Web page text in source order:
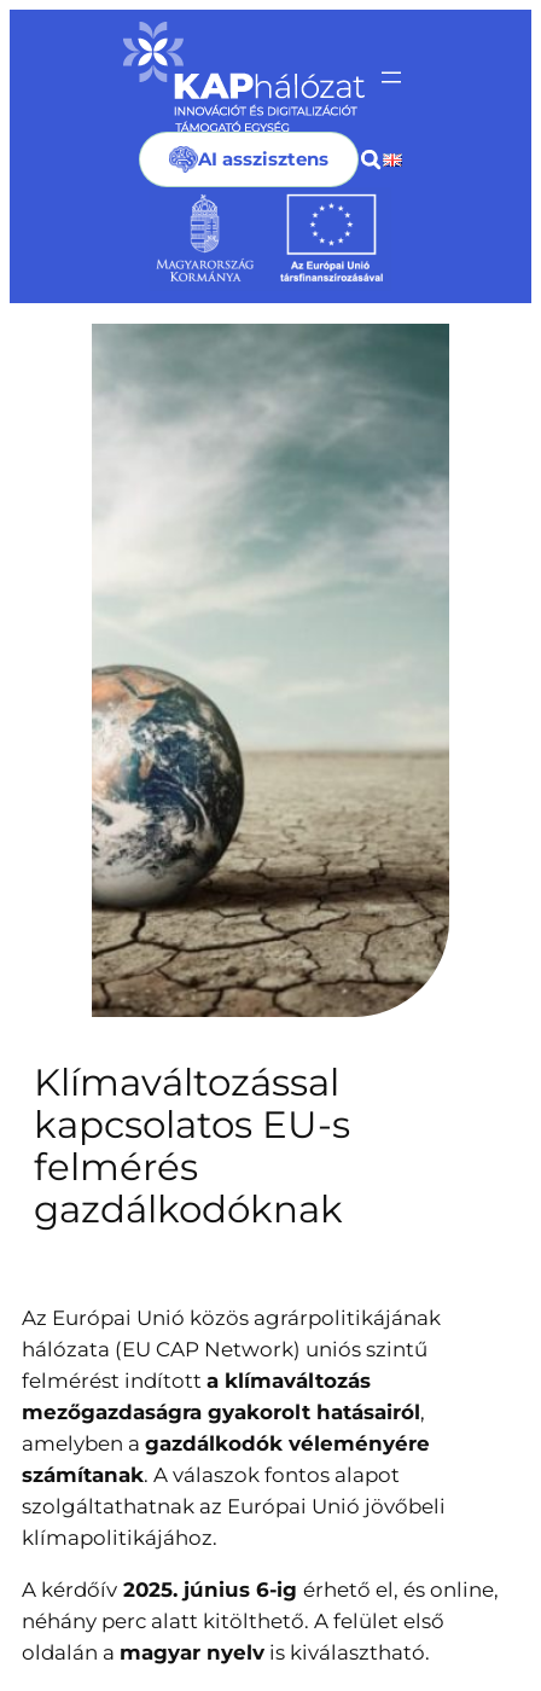
AI asszisztens
Klímaváltozással
kapcsolatos EU-s
felmérés
gazdálkodóknak
Az Európai Unió közös agrárpolitikájának
hálózata (EU CAP Network) uniós szintű
felmérést indított a klímaváltozás
mezőgazdaságra gyakorolt hatásairól,
amelyben a gazdálkodók véleményére
számítanak. A válaszok fontos alapot
szolgáltathatnak az Európai Unió jövőbeli
klímapolitikájához.
A kérdőív 2025. június 6-ig érhető el, és online,
néhány perc alatt kitölthető. A felület első
oldalán a magyar nyelv is kiválasztható.